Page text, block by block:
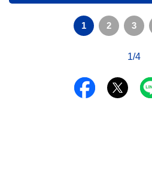
1 2 3
1/4